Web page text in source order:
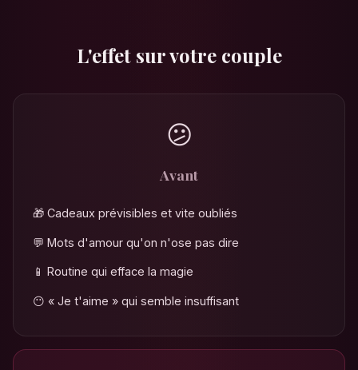
L'effet sur votre couple
😕
Avant
🎁 Cadeaux prévisibles et vite oubliés
💬 Mots d'amour qu'on n'ose pas dire
📱 Routine qui efface la magie
😶 « Je t'aime » qui semble insuffisant